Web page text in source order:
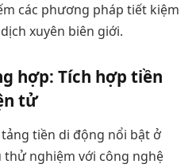
các phương pháp tiết kiệm
xuyên biên giới.
hợp: Tích hợp tiền
tử
tiền di động nổi bật ở
thử nghiệm với công nghệ